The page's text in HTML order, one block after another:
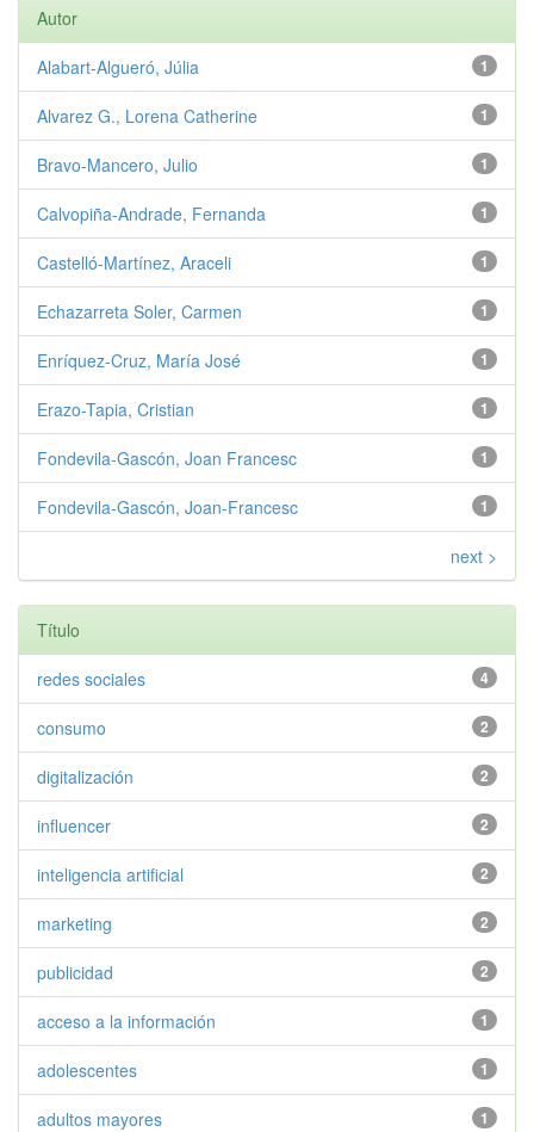
Autor
1
Alabart-Algueró, Júlia
1
Alvarez G., Lorena Catherine
1
Bravo-Mancero, Julio
1
Calvopiña-Andrade, Fernanda
1
Castelló-Martínez, Araceli
1
Echazarreta Soler, Carmen
1
Enríquez-Cruz, María José
1
Erazo-Tapia, Cristian
1
Fondevila-Gascón, Joan Francesc
1
Fondevila-Gascón, Joan-Francesc
next >
Título
4
redes sociales
2
consumo
2
digitalización
2
influencer
2
inteligencia artificial
2
marketing
2
publicidad
1
acceso a la información
1
adolescentes
1
adultos mayores